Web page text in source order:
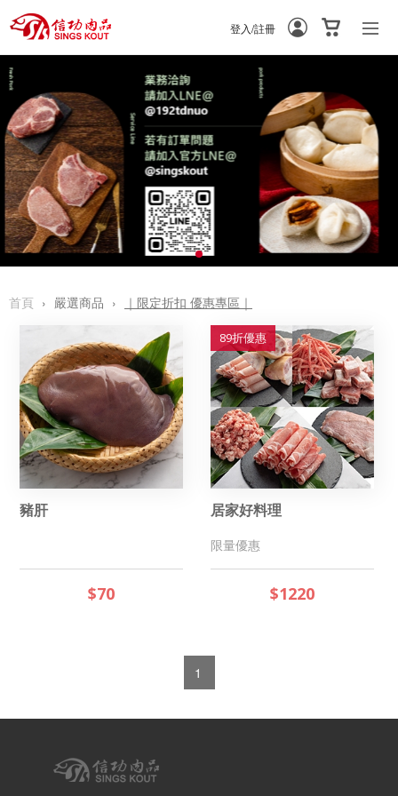
登入/註冊
首頁 › 嚴選商品 › ｜限定折扣 優惠專區｜
豬肝
$70
89折優惠
居家好料理
限量優惠
$1220
1